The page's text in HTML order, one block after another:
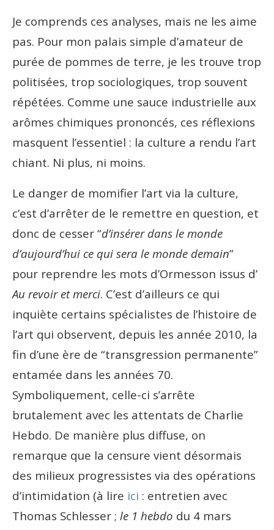
Je comprends ces analyses, mais ne les aime
pas. Pour mon palais simple d’amateur de
purée de pommes de terre, je les trouve trop
politisées, trop sociologiques, trop souvent
répétées. Comme une sauce industrielle aux
arômes chimiques prononcés, ces réflexions
masquent l’essentiel : la culture a rendu l’art
chiant. Ni plus, ni moins.
Le danger de momifier l’art via la culture,
c’est d’arrêter de le remettre en question, et
donc de cesser “d’insérer dans le monde
d’aujourd’hui ce qui sera le monde demain”
pour reprendre les mots d’Ormesson issus d’
Au revoir et merci. C’est d’ailleurs ce qui
inquiète certains spécialistes de l’histoire de
l’art qui observent, depuis les année 2010, la
fin d’une ère de “transgression permanente”
entamée dans les années 70.
Symboliquement, celle-ci s’arrête
brutalement avec les attentats de Charlie
Hebdo. De manière plus diffuse, on
remarque que la censure vient désormais
des milieux progressistes via des opérations
d’intimidation (à lire ici : entretien avec
Thomas Schlesser ; le 1 hebdo du 4 mars